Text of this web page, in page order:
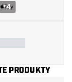
+4
PRODUKTY